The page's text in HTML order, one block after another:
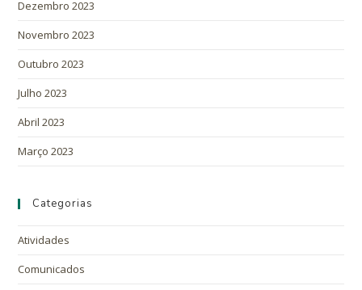
Dezembro 2023
Novembro 2023
Outubro 2023
Julho 2023
Abril 2023
Março 2023
Categorias
Atividades
Comunicados